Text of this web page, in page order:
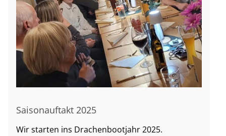
Saisonauftakt 2025
Wir starten ins Drachenbootjahr 2025.